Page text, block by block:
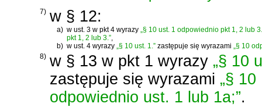
7) w § 12:
a) w ust. 3 w pkt 4 wyrazy „§ 10 ust. 1 odpowiednio pkt 1, 2 lub
pkt 1, 2 lub 3.”,
b) w ust. 4 wyrazy „§ 10 ust. 1.” zastępuje się wyrazami „§ 10
8) w § 13 w pkt 1 wyrazy „§ 10
zastępuje się wyrazami „§ 10
odpowiednio ust. 1 lub 1a;”.